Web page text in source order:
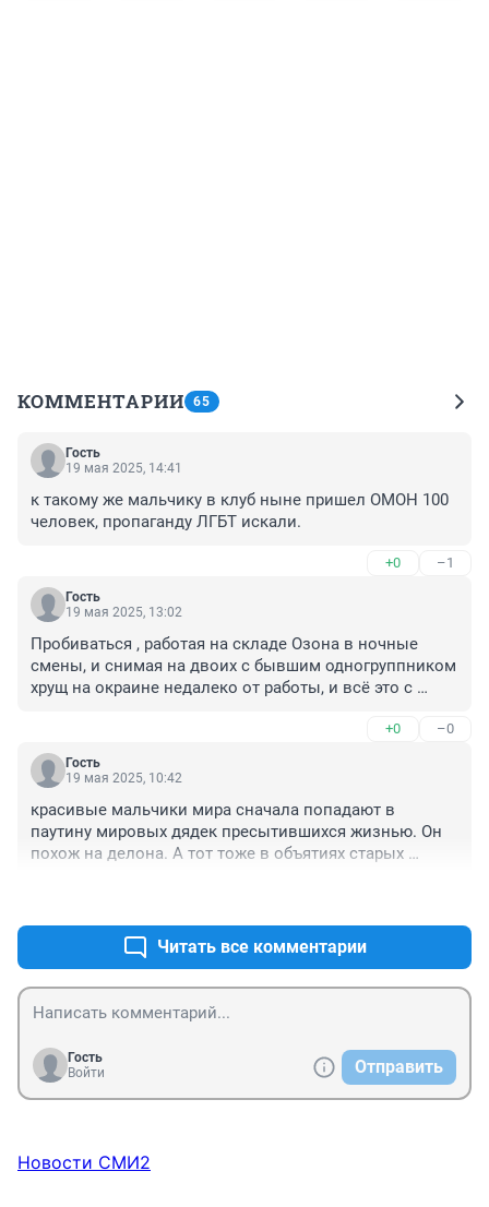
КОММЕНТАРИИ 65
Гость
19 мая 2025, 14:41
к такому же мальчику в клуб ныне пришел ОМОН 100
человек, пропаганду ЛГБТ искали.
+0 –1
Гость
19 мая 2025, 13:02
Пробиваться , работая на складе Озона в ночные
смены, и снимая на двоих с бывшим одногруппником
хрущ на окраине недалеко от работы, и всё это с
+0 –0
Гость
19 мая 2025, 10:42
красивые мальчики мира сначала попадают в
паутину мировых дядек пресытившихся жизнью. Он
похож на делона. А тот тоже в объятиях старых
Читать все комментарии
Гость
Войти
Отправить
Новости СМИ2